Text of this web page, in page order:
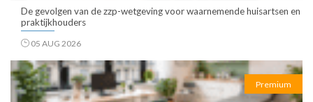
De gevolgen van de zzp-wetgeving voor waarnemende huisartsen en
praktijkhouders
05 AUG 2026
Premium